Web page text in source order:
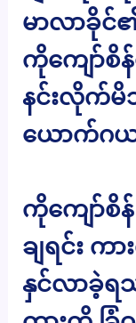
မာလာခိုင်
ကိုကျော်
နင်းလိုက်
ယောက်ဂ
ကိုကျော်စိ
ချရင်း က
နှင်လာခဲ့ရ